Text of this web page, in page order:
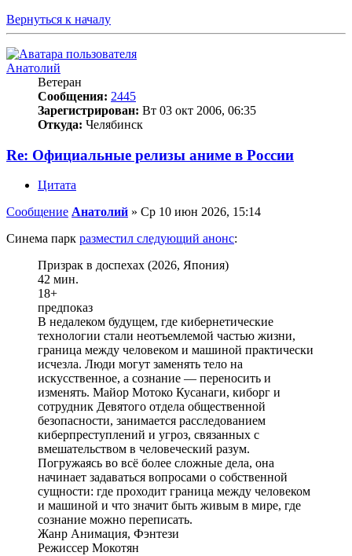
Вернуться к началу
Анатолий
Ветеран
Сообщения: 2445
Зарегистрирован: Вт 03 окт 2006, 06:35
Откуда: Челябинск
Re: Официальные релизы аниме в России
Цитата
Сообщение Анатолий » Ср 10 июн 2026, 15:14
Синема парк разместил следующий анонс:
Призрак в доспехах (2026, Япония)
42 мин.
18+
предпоказ
В недалеком будущем, где кибернетические
технологии стали неотъемлемой частью жизни,
граница между человеком и машиной практически
исчезла. Люди могут заменять тело на
искусственное, а сознание — переносить и
изменять. Майор Мотоко Кусанаги, киборг и
сотрудник Девятого отдела общественной
безопасности, занимается расследованием
киберпреступлений и угроз, связанных с
вмешательством в человеческий разум.
Погружаясь во всё более сложные дела, она
начинает задаваться вопросами о собственной
сущности: где проходит граница между человеком
и машиной и что значит быть живым в мире, где
сознание можно переписать.
Жанр Анимация, Фэнтези
Режиссер Мокотян